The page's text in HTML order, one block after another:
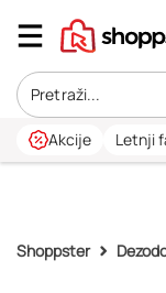
Akcije Letnji
Shoppster